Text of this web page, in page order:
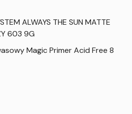
ALWAYS THE SUN MATTE
603 9G
Magic Primer Acid Free 8